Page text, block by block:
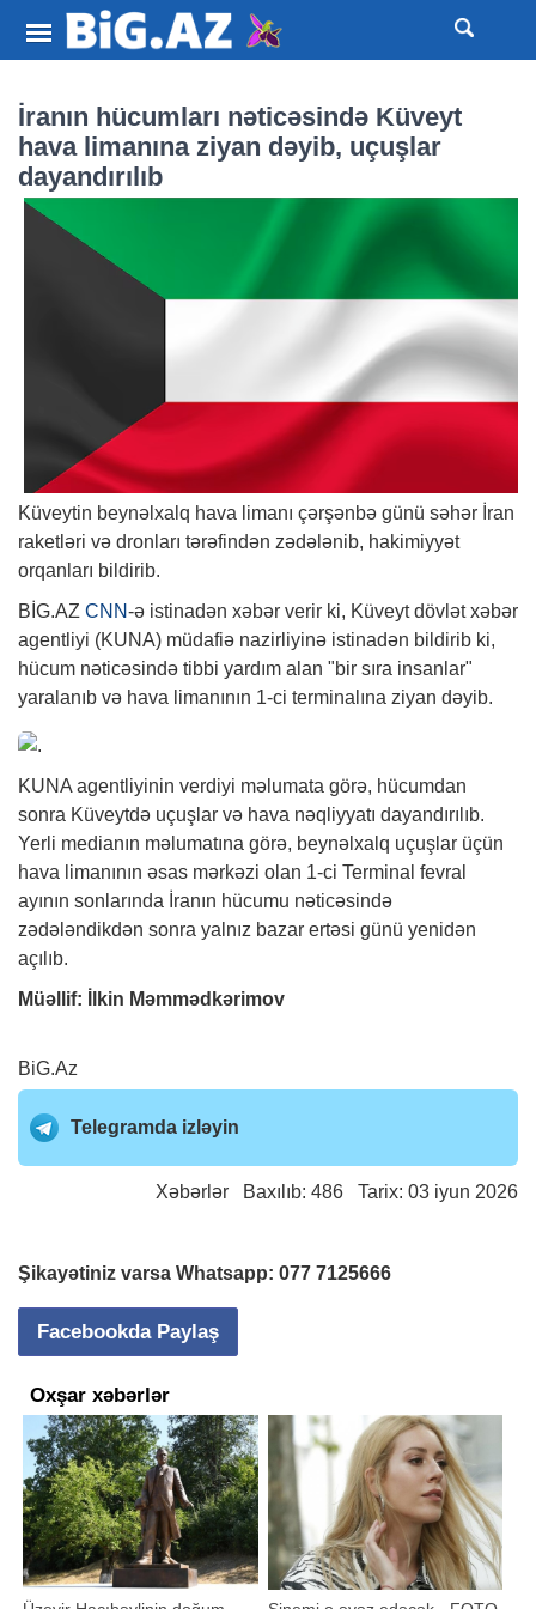
İranın hücumları nəticəsində Küveyt
hava limanına ziyan dəyib, uçuşlar
dayandırılıb
Küveytin beynəlxalq hava limanı çərşənbə günü səhər İran
raketləri və dronları tərəfindən zədələnib, hakimiyyət
orqanları bildirib.
BİG.AZ CNN-ə istinadən xəbər verir ki, Küveyt dövlət xəbər
agentliyi (KUNA) müdafiə nazirliyinə istinadən bildirib ki,
hücum nəticəsində tibbi yardım alan "bir sıra insanlar"
yaralanıb və hava limanının 1-ci terminalına ziyan dəyib.
KUNA agentliyinin verdiyi məlumata görə, hücumdan
sonra Küveytdə uçuşlar və hava nəqliyyatı dayandırılıb.
Yerli medianın məlumatına görə, beynəlxalq uçuşlar üçün
hava limanının əsas mərkəzi olan 1-ci Terminal fevral
ayının sonlarında İranın hücumu nəticəsində
zədələndikdən sonra yalnız bazar ertəsi günü yenidən
açılıb.
Müəllif: İlkin Məmmədkərimov
BiG.Az
Telegramda izləyin
Xəbərlər Baxılıb: 486 Tarix: 03 iyun 2026
Şikayətiniz varsa Whatsapp: 077 7125666
Facebookda Paylaş
Oxşar xəbərlər